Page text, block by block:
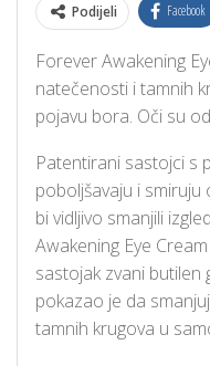
Podijeli Facebook
Forever Awakening
natečenosti i tamnih
pojavu bora. Oči su
Patentirani sastojci s
poboljšavaju i smiruju
bi vidljivo smanjili
Awakening Eye
sastojak zvani butilen
pokazao je da
tamnih krugova u